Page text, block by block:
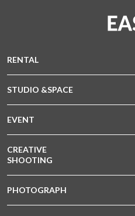
RENTAL
STUDIO &SPACE
EVENT
CREATIVE
SHOOTING
PHOTOGRAPH